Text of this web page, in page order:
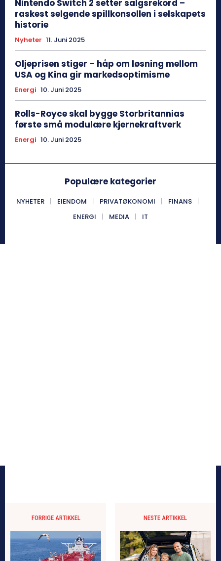
Nintendo Switch 2 setter salgsrekord –
raskest selgende spillkonsollen i selskapets
historie
Nyheter 11. Juni 2025
Oljeprisen stiger – håp om løsning mellom
USA og Kina gir markedsoptimisme
Energi 10. Juni 2025
Rolls-Royce skal bygge Storbritannias
første små modulære kjernekraftverk
Energi 10. Juni 2025
Populære kategorier
NYHETER EIENDOM PRIVATØKONOMI
FINANS
ENERGI
MEDIA IT
FORRIGE ARTIKKEL NESTE ARTIKKEL